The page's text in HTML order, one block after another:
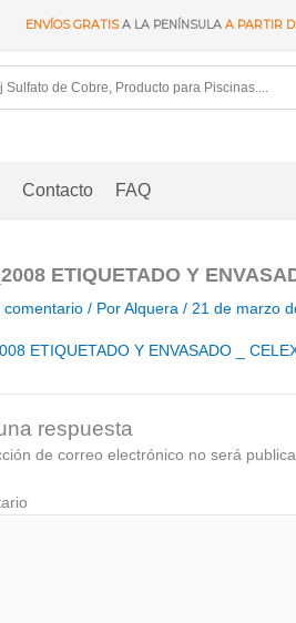
ENVÍOS GRATISA LA PENÍNSULA A PARTIR
Contacto FAQ
ETIQUETADO Y
comentario / PorAlquera / 21 de marzo
ETIQUETADO Y ENVASADO _
respuesta
de correo electrónico no será